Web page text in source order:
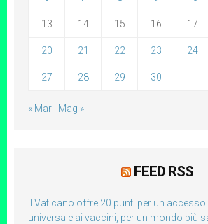
13 14 15 16 17
20 21 22 23 24
27 28 29 30
« Mar Mag »
FEED RSS
Il Vaticano offre 20 punti per un
universale ai vaccini, per un mondo più